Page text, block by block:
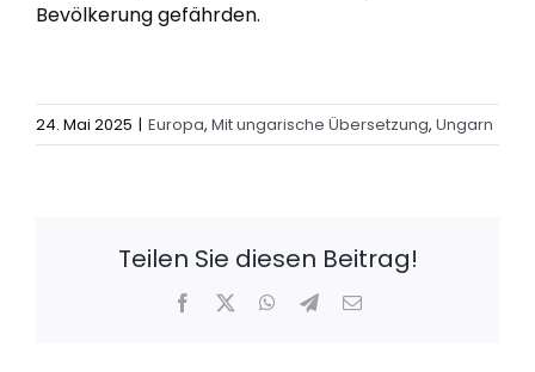
Bevölkerung gefährden.
24. Mai 2025 | Europa, Mit ungarische Übersetzung, Ungarn
Teilen Sie diesen Beitrag!
Facebook WhatsApp
Telegram
E-